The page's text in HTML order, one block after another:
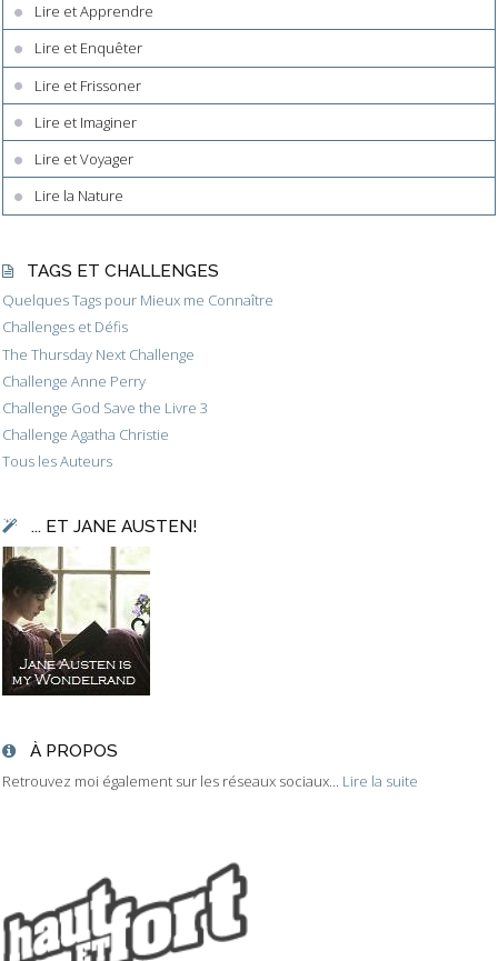
Lire et Apprendre
Lire et Enquêter
Lire et Frissoner
Lire et Imaginer
Lire et Voyager
Lire la Nature
TAGS ET CHALLENGES
Quelques Tags pour Mieux me Connaître
Challenges et Défis
The Thursday Next Challenge
Challenge Anne Perry
Challenge God Save the Livre 3
Challenge Agatha Christie
Tous les Auteurs
... ET JANE AUSTEN!
À PROPOS
Retrouvez moi également sur les réseaux sociaux... Lire la suite